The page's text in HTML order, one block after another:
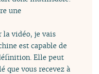
une
la vidéo, je vais
est capable de
Elle peut
que vous recevez à